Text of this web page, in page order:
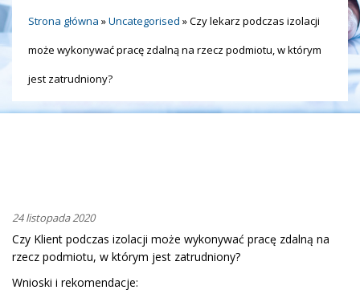
Strona główna »Uncategorised »Czy lekarz podczas izolacji
może wykonywać pracę zdalną na rzecz podmiotu, w którym
jest zatrudniony?
24 listopada 2020
Czy Klient podczas izolacji może wykonywać pracę zdalną na
rzecz podmiotu, w którym jest zatrudniony?
Wnioski i rekomendacje: